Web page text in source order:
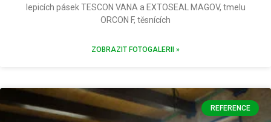
lepicích pásek TESCON VANA a EXTOSEAL MAGOV, tmelu
ORCON F, těsnících
ZOBRAZIT FOTOGALERII »
REFERENCE